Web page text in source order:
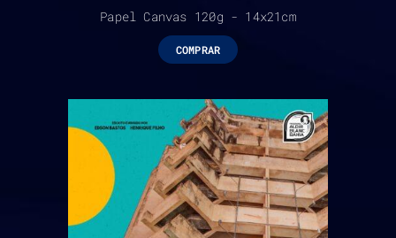
Papel Canvas 120g - 14x21cm
COMPRAR